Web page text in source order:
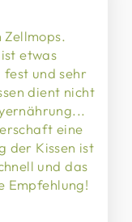
Zellmops.
etwas
und sehr
dient nicht
eine
der Kissen ist
und das
Empfehlung!